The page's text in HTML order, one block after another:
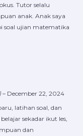
Tutor selalu
anak. Anak saya
soal ujian matematika
– December 22, 2024
latihan soal, dan
sekadar ikut les,
dan